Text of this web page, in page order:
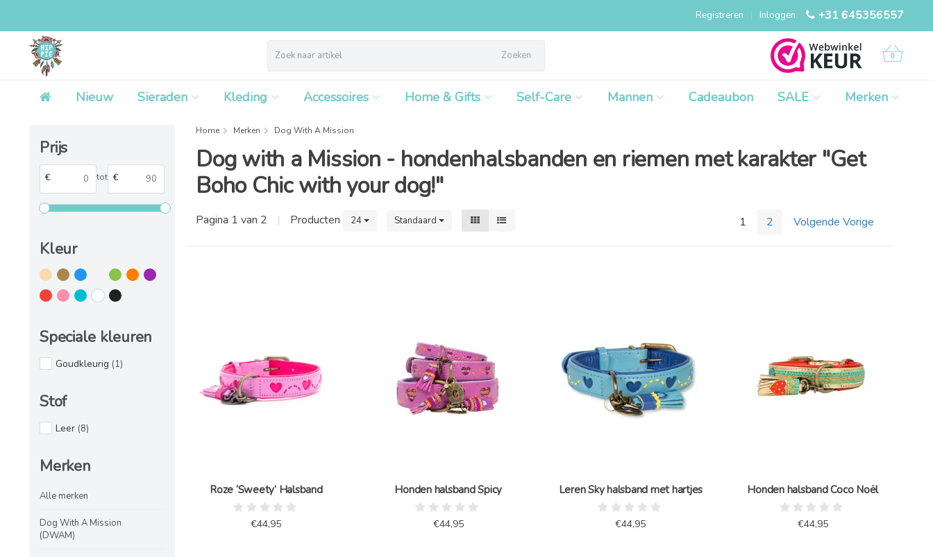
+31 645356557
Inloggen
|
Registreren
Zoeken 0
Nieuw Sieraden Kleding Accessoires Home & Gifts Self-Care Mannen Cadeaubon SALE Merken
Prijs
€ tot €
Kleur
Speciale kleuren
Goudkleurig (1)
Stof
Leer (8)
Merken
Alle merken
Dog With A Mission
(DWAM)
Home Merken Dog With A Mission
Dog with a Mission - hondenhalsbanden en riemen met karakter "Get
Boho Chic with your dog!"
Pagina 1 van 2 | Producten 24 Standaard 1 2 Volgende Vorige
Roze ‘Sweety’ Halsband
€44,95
Honden halsband Spicy
€44,95
Leren Sky halsband met hartjes
€44,95
Honden halsband Coco Noël
€44,95